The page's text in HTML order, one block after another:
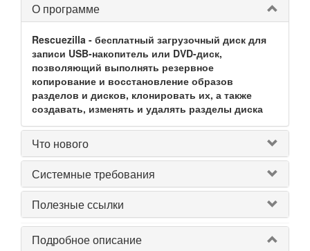
О программе
Rescuezilla - бесплатный загрузочный диск для
записи USB-накопитель или DVD-диск,
позволяющий выполнять резервное
копирование и восстановление образов
разделов и дисков, клонировать их, а также
создавать, изменять и удалять разделы диска
Что нового
Системные требования
Полезные ссылки
Подробное описание